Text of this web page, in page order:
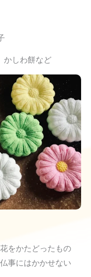
かしわ餅など
をかたどったもの
事にはかかせない